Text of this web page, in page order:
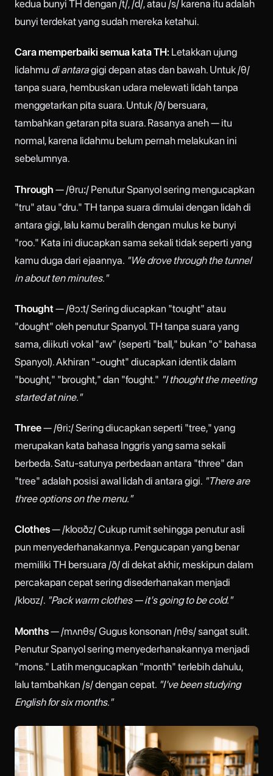
kedua bunyi TH dengan /t/, /d/, atau /s/ karena itu adalah
bunyi terdekat yang sudah mereka ketahui.
Cara memperbaiki semua kata TH: Letakkan ujung
lidahmu di antaragigi depan atas dan bawah. Untuk /θ/
tanpa suara, hembuskan udara melewati lidah tanpa
menggetarkan pita suara. Untuk /ð/ bersuara,
tambahkan getaran pita suara. Rasanya aneh — itu
normal, karena lidahmu belum pernah melakukan ini
sebelumnya.
Through — /θruː/ Penutur Spanyol sering mengucapkan
"tru" atau "dru." TH tanpa suara dimulai dengan lidah di
antara gigi, lalu kamu beralih dengan mulus ke bunyi
"roo." Kata ini diucapkan sama sekali tidak seperti yang
kamu duga dari ejaannya. "We drove through the tunnel
in about ten minutes."
Thought— /θɔːt/ Sering diucapkan "tought" atau
"dought" oleh penutur Spanyol. TH tanpa suara yang
sama, diikuti vokal "aw" (seperti "ball," bukan "o" bahasa
Spanyol). Akhiran "-ought" diucapkan identik dalam
"bought," "brought," dan "fought." "I thought the meeting
started at nine."
Three— /θriː/ Sering diucapkan seperti "tree," yang
merupakan kata bahasa Inggris yang sama sekali
berbeda. Satu-satunya perbedaan antara "three" dan
"tree" adalah posisi awal lidah di antara gigi. "There are
three options on the menu."
Clothes— /kloʊðz/ Cukup rumit sehingga penutur asli
pun menyederhanakannya. Pengucapan yang benar
memiliki TH bersuara /ð/ di dekat akhir, meskipun dalam
percakapan cepat sering disederhanakan menjadi
/kloʊz/. "Pack warm clothes — it's going to be cold."
Months— /mʌnθs/ Gugus konsonan /nθs/ sangat sulit.
Penutur Spanyol sering menyederhanakannya menjadi
"mons." Latih mengucapkan "month" terlebih dahulu,
lalu tambahkan /s/ dengan cepat. "I've been studying
English for six months."